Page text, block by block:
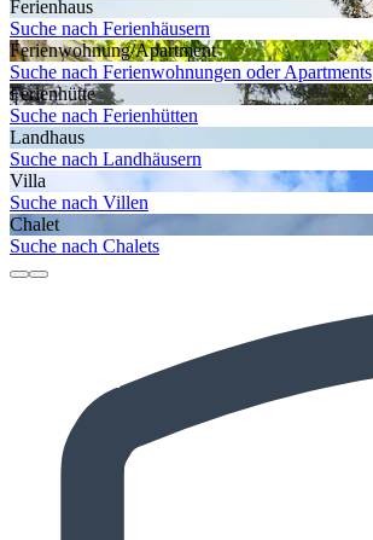
Ferienhaus
Suche nach Ferienhäusern
Ferienwohnung/Apartment
Suche nach Ferienwohnungen oder Apartments
Ferienhütte
Suche nach Ferienhütten
Landhaus
Suche nach Landhäusern
Villa
Suche nach Villen
Chalet
Suche nach Chalets